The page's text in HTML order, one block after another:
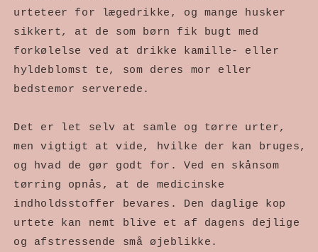
urteteer for lægedrikke, og mange husker
sikkert, at de som børn fik bugt med
forkølelse ved at drikke kamille- eller
hyldeblomst te, som deres mor eller
bedstemor serverede.
Det er let selv at samle og tørre urter,
men vigtigt at vide, hvilke der kan bruges,
og hvad de gør godt for. Ved en skånsom
tørring opnås, at de medicinske
indholdsstoffer bevares. Den daglige kop
urtete kan nemt blive et af dagens dejlige
og afstressende små øjeblikke.